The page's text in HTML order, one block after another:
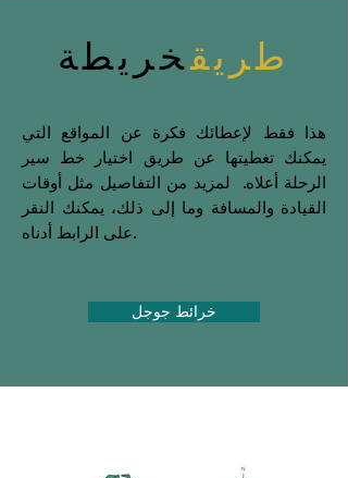
طريقخريطة
هذا فقط لإعطائك فكرة عن المواقع التي
يمكنك تغطيتها عن طريق اختيار خط سير
الرحلة أعلاه. لمزيد من التفاصيل مثل أوقات
القيادة والمسافة وما إلى ذلك، يمكنك النقر
على الرابط أدناه.
خرائط جوجل